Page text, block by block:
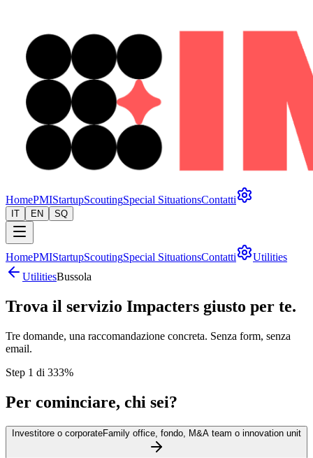
HomePMIStartupScoutingSpecial SituationsContatti
IT EN SQ
HomePMIStartupScoutingSpecial SituationsContatti
Utilities
UtilitiesBussola
Trova il servizio Impacters giusto per te.
Tre domande, una raccomandazione concreta. Senza form, senza
email.
Step 1 di 333%
Per cominciare, chi sei?
Investitore o corporateFamily office, fondo, M&A team o innovation unit